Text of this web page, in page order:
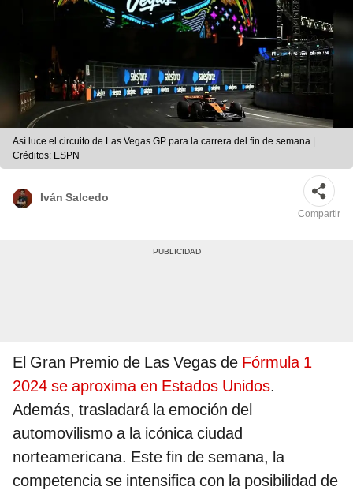
Así luce el circuito de Las Vegas GP para la carrera del fin de semana |
Créditos: ESPN
Iván Salcedo
Compartir
El Gran Premio de Las Vegas de Fórmula 1
2024 se aproxima en Estados Unidos.
Además, trasladará la emoción del
automovilismo a la icónica ciudad
norteamericana. Este fin de semana, la
competencia se intensifica con la posibilidad de